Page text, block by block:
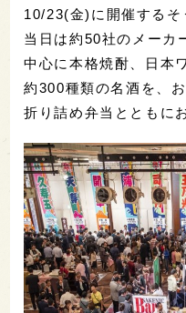
10/23(金)に開催するそ
当日は約50社のメーカ
中心に本格焼酎、日本
約300種類の名酒を、
折り詰め弁当とともに